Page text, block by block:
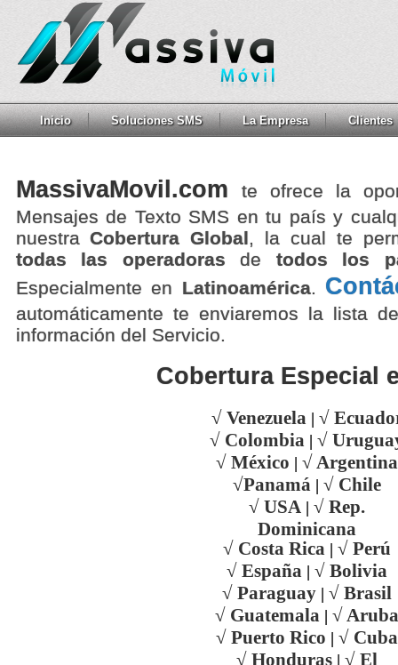
Inicio Soluciones SMS La Empresa Clientes
MassivaMovil.com
te ofrece la
Mensajes de Texto SMS en tu país y
nuestraCobertura Global, la cual te
todas las operadoras de todos los
Especialmente en Latinoamérica.
automáticamente te enviaremos la lista
información del Servicio.
Cobertura Especial
√ Venezuela | √
√ Colombia | √
√ México | √ Argentina
√Panamá | √ Chile
√ USA | √ Rep.
Dominicana
√ Costa Rica | √ Perú
√ España | √ Bolivia
√ Paraguay | √ Brasil
√ Guatemala | √ Aruba
√ Puerto Rico | √ Cuba
√ Honduras | √ El